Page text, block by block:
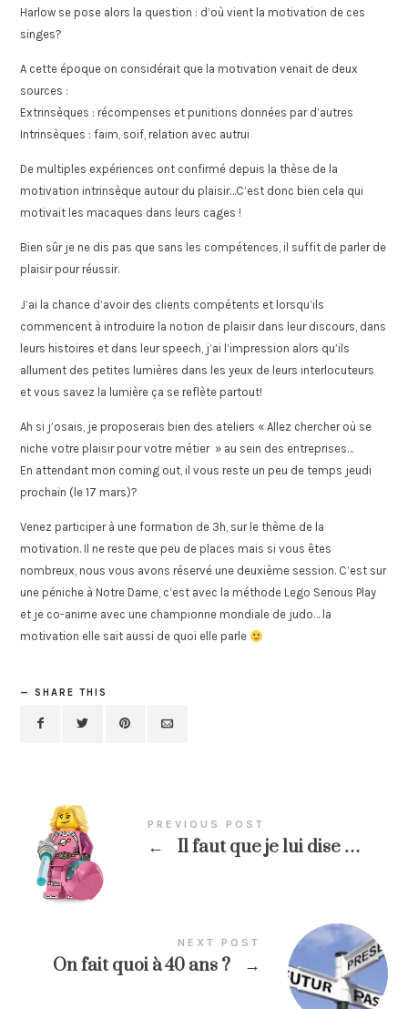
Harlow se pose alors la question : d’où vient la motivation de ces
singes?
A cette époque on considérait que la motivation venait de deux
sources :
Extrinsèques : récompenses et punitions données par d’autres
Intrinsèques : faim, soif, relation avec autrui
De multiples expériences ont confirmé depuis la thèse de la
motivation intrinsèque autour du plaisir…C’est donc bien cela qui
motivait les macaques dans leurs cages !
Bien sûr je ne dis pas que sans les compétences, il suffit de parler de
plaisir pour réussir.
J’ai la chance d’avoir des clients compétents et lorsqu’ils
commencent à introduire la notion de plaisir dans leur discours, dans
leurs histoires et dans leur speech, j’ai l’impression alors qu’ils
allument des petites lumières dans les yeux de leurs interlocuteurs
et vous savez la lumière ça se reflète partout!
Ah si j’osais, je proposerais bien des ateliers « Allez chercher où se
niche votre plaisir pour votre métier » au sein des entreprises…
En attendant mon coming out, il vous reste un peu de temps jeudi
prochain (le 17 mars)?
Venez participer à une formation de 3h, sur le thème de la
motivation. Il ne reste que peu de places mais si vous êtes
nombreux, nous vous avons réservé une deuxième session. C’est sur
une péniche à Notre Dame, c’est avec la méthode Lego Serious Play
et je co-anime avec une championne mondiale de judo… la
motivation elle sait aussi de quoi elle parle
SHARE THIS
PREVIOUS POST
← Il faut que je lui dise …
NEXT POST
On fait quoi à 40 ans ? →